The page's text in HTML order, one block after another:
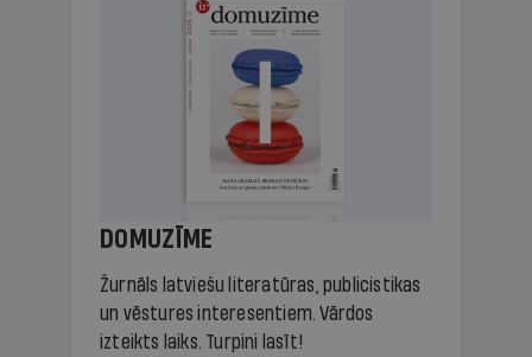
DOMUZĪME
Žurnāls latviešu literatūras, publicistikas
un vēstures interesentiem. Vārdos
izteikts laiks. Turpini lasīt!